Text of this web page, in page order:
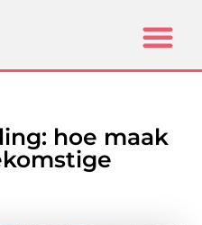
hoe maak